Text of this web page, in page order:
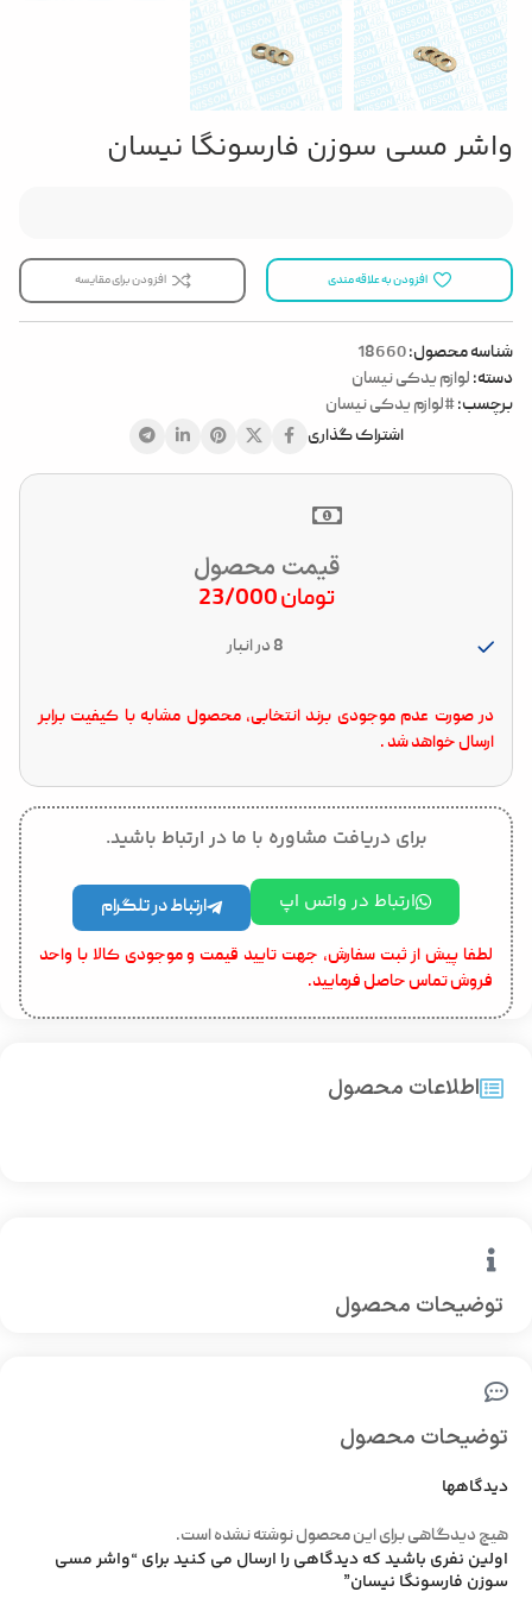
واشر مسی سوزن فارسونگا نیسان
افزودن به علاقه مندی افزودن برای مقایسه
شناسه محصول:18660
دسته: لوازم یدکی نیسان
برچسب:#لوازم یدکی نیسان
اشتراک گذاری
قیمت محصول
تومان
8 در انبار
در صورت عدم موجودی برند انتخابی، محصول مشابه با کیفیت برابر
ارسال خواهد شد .
برای دریافت مشاوره با ما در ارتباط باشید.
ارتباط در واتس اپ ارتباط در تلگرام
لطفا پیش از ثبت سفارش، جهت تایید قیمت و موجودی کالا با واحد
فروش تماس حاصل فرمایید.
توضیحات محصول
اطلاعات محصول
توضیحات محصول
دیدگاهها
هیچ دیدگاهی برای این محصول نوشته نشده است.
اولین نفری باشید که دیدگاهی را ارسال می کنید برای “واشر مسی
سوزن فارسونگا نیسان”